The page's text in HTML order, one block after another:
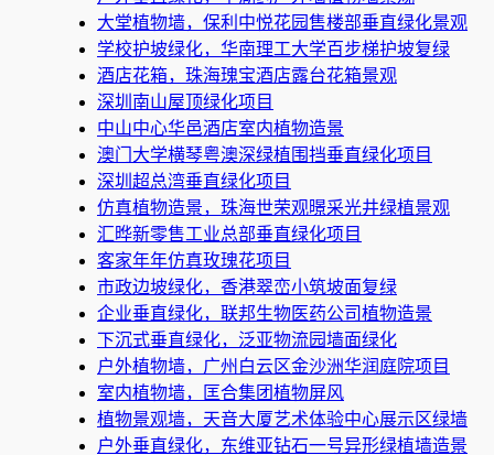
大堂植物墙，保利中悦花园售楼部垂直绿化景观
学校护坡绿化，华南理工大学百步梯护坡复绿
酒店花箱，珠海瑰宝酒店露台花箱景观
深圳南山屋顶绿化项目
中山中心华邑酒店室内植物造景
澳门大学横琴粤澳深绿植围挡垂直绿化项目
深圳超总湾垂直绿化项目
仿真植物造景，珠海世荣观暻采光井绿植景观
汇晔新零售工业总部垂直绿化项目
客家年年仿真玫瑰花项目
市政边坡绿化，香港翠峦小筑坡面复绿
企业垂直绿化，联邦生物医药公司植物造景
下沉式垂直绿化，泛亚物流园墙面绿化
户外植物墙，广州白云区金沙洲华润庭院项目
室内植物墙，匡合集团植物屏风
植物景观墙，天音大厦艺术体验中心展示区绿墙
户外垂直绿化，东维亚钻石一号异形绿植墙造景